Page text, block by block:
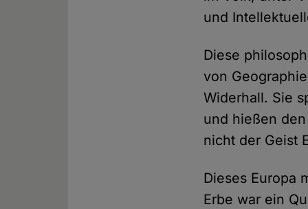
und
Diese
von
Widerhall. Sie
und hießen
nicht der Geist
Dieses Europa
Erbe war ein